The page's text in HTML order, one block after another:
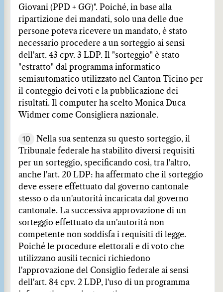
Giovani (PPD + GG)". Poiché, in base alla
ripartizione dei mandati, solo una delle due
persone poteva ricevere un mandato, è stato
necessario procedere a un sorteggio ai sensi
dell'art. 43 cpv. 3 LDP. Il "sorteggio" è stato
"estratto" dal programma informatico
semiautomatico utilizzato nel Canton Ticino per
il conteggio dei voti e la pubblicazione dei
risultati. Il computer ha scelto Monica Duca
Widmer come Consigliera nazionale.
10
Nella sua sentenza su questo sorteggio, il
Tribunale federale ha stabilito diversi requisiti
per un sorteggio, specificando così, tra l'altro,
anche l'art. 20 LDP: ha affermato che il sorteggio
deve essere effettuato dal governo cantonale
stesso o da un'autorità incaricata dal governo
cantonale. La successiva approvazione di un
sorteggio effettuato da un'autorità non
competente non soddisfa i requisiti di legge.
Poiché le procedure elettorali e di voto che
utilizzano ausili tecnici richiedono
l'approvazione del Consiglio federale ai sensi
dell'art. 84 cpv. 2 LDP, l'uso di un programma